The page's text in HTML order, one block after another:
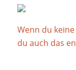
Wenn du
du auch das